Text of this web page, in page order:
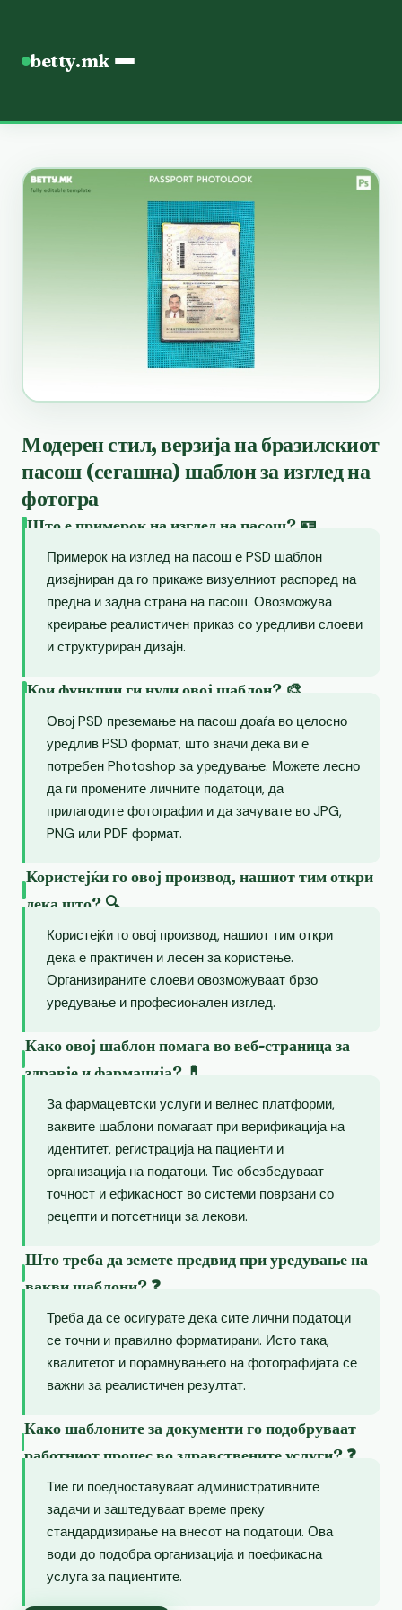
betty.mk
Модерен стил, верзија на бразилскиот
пасош (сегашна) шаблон за изглед на
фотогра
Што е примерок на изглед на пасош? 🪪
Примерок на изглед на пасош е PSD шаблон
дизајниран да го прикаже визуелниот распоред на
предна и задна страна на пасош. Овозможува
креирање реалистичен приказ со уредливи слоеви
и структуриран дизајн.
Кои функции ги нуди овој шаблон? 🎨
Овој PSD преземање на пасош доаѓа во целосно
уредлив PSD формат, што значи дека ви е
потребен Photoshop за уредување. Можете лесно
да ги промените личните податоци, да
прилагодите фотографии и да зачувате во JPG,
PNG или PDF формат.
Користејќи го овој производ, нашиот тим откри
дека што? 🔍
Користејќи го овој производ, нашиот тим откри
дека е практичен и лесен за користење.
Организираните слоеви овозможуваат брзо
уредување и професионален изглед.
Како овој шаблон помага во веб-страница за
здравје и фармација? 💊
За фармацевтски услуги и велнес платформи,
ваквите шаблони помагаат при верификација на
идентитет, регистрација на пациенти и
организација на податоци. Тие обезбедуваат
точност и ефикасност во системи поврзани со
рецепти и потсетници за лекови.
Што треба да земете предвид при уредување на
вакви шаблони? ❓
Треба да се осигурате дека сите лични податоци
се точни и правилно форматирани. Исто така,
квалитетот и порамнувањето на фотографијата се
важни за реалистичен резултат.
Како шаблоните за документи го подобруваат
работниот процес во здравствените услуги? ❓
Тие ги поедноставуваат административните
задачи и заштедуваат време преку
стандардизирање на внесот на податоци. Ова
води до подобра организација и поефикасна
услуга за пациентите.